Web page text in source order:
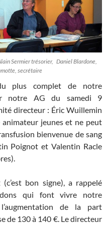
Sermier trésorier, Daniel Blardone,
secrétaire
plus complet de notre
notre AG du samedi 9
directeur : Éric Wuillemin
jeunes et ne peut
bienvenue de sang
Poignot et Valentin Racle
bon signe), a rappelé
dons qui font vivre notre
de la part
de 130 à 140 €. Le directeur